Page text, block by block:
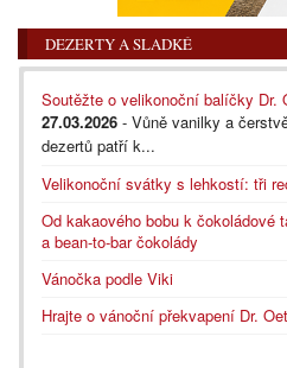
DEZERTY A SLADKÉ
Soutěžte o velikonoční balíčky Dr.
27.03.2026 - Vůně vanilky a
dezertů patří k...
Velikonoční svátky s lehkostí: tři
Od kakaového bobu k čokoládové
a bean-to-bar čokolády
Vánočka podle Viki
Hrajte o vánoční překvapení Dr.